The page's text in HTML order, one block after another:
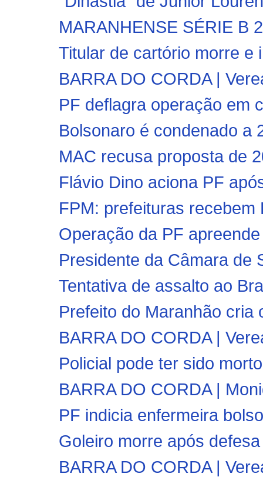
MARANHENSE SÉRIE B
Titular de cartório morre e
BARRA DO CORDA |
PF deflagra operação em
Bolsonaro é condenado a
MAC recusa proposta de
Flávio Dino aciona PF
FPM: prefeituras
Operação da PF
Presidente da Câmara de
Tentativa de assalto ao
Prefeito do Maranhão cria
BARRA DO CORDA |
Policial pode ter sido
BARRA DO CORDA |
PF indicia enfermeira
Goleiro morre após
BARRA DO CORDA |